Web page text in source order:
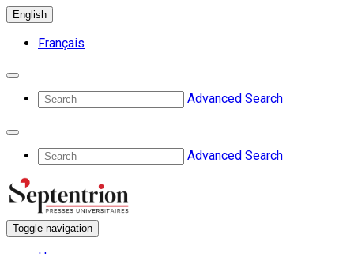
English
Français
Advanced Search
Advanced Search
Toggle navigation